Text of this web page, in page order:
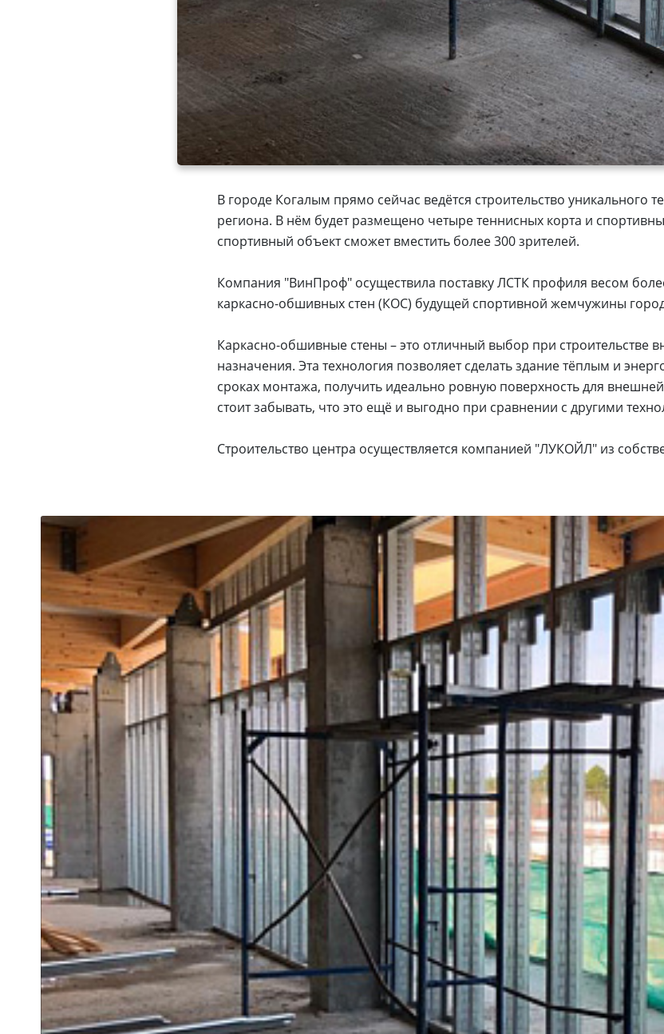
В городе Когалым прямо сейчас ведётся строительство уникального
региона. В нём будет размещено четыре теннисных корта и
спортивный объект сможет вместить более 300 зрителей.
Компания "ВинПроф" осуществила поставку ЛСТК профиля весом
каркасно-обшивных стен (КОС) будущей спортивной жемчужины
Каркасно-обшивные стены – это отличный выбор при строительстве
назначения. Эта технология позволяет сделать здание тёплым и
сроках монтажа, получить идеально ровную поверхность для
стоит забывать, что это ещё и выгодно при сравнении с другими
Строительство центра осуществляется компанией "ЛУКОЙЛ" из